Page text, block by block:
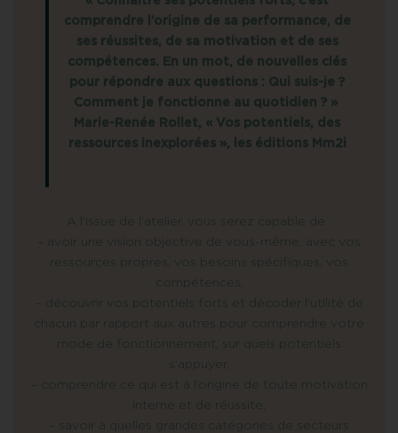
comprendre l’origine de sa performance, de
ses réussites, de sa motivation et de ses
compétences. En un mot, de nouvelles clés
pour répondre aux questions : Qui suis-je ?
Comment je fonctionne au quotidien ? »
Marie-Renée Rollet, « Vos potentiels, des
ressources inexplorées », les éditions Mm2i
A l’issue de l’atelier, vous serez capable de :
– avoir une vision objective de vous-même, avec vos
ressources propres, vos besoins spécifiques, vos
compétences,
– découvrir vos potentiels forts et décoder l’utilité de
chacun par rapport aux autres pour comprendre votre
mode de fonctionnement, sur quels potentiels
s’appuyer,
– comprendre ce qui est à l’origine de toute motivation
interne et de réussite,
– savoir à quelles grandes catégories de secteurs